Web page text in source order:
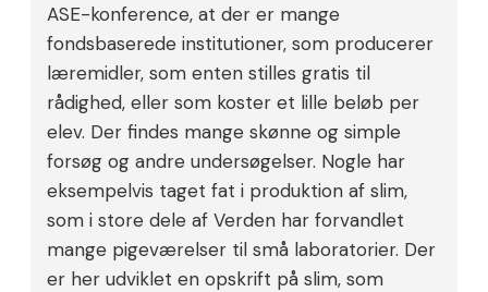
ASE-konference, at der er mange
fondsbaserede institutioner, som producerer
læremidler, som enten stilles gratis til
rådighed, eller som koster et lille beløb per
elev. Der findes mange skønne og simple
forsøg og andre undersøgelser. Nogle har
eksempelvis taget fat i produktion af slim,
som i store dele af Verden har forvandlet
mange pigeværelser til små laboratorier. Der
er her udviklet en opskrift på slim, som